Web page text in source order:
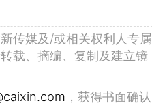
传媒及/或相关权利人专属
载、摘编、复制及建立镜
，获得书面确认